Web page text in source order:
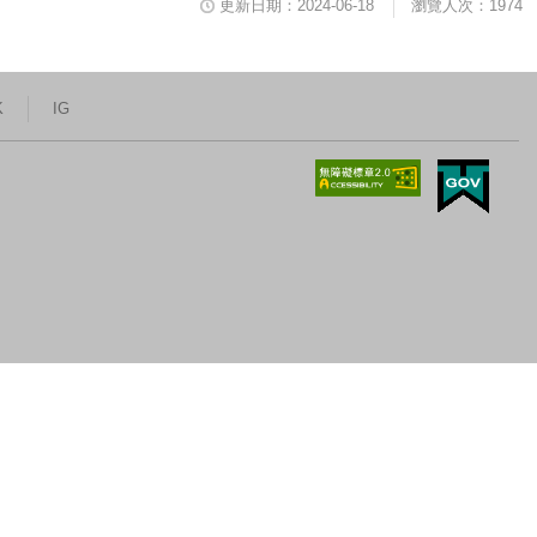
更新日期：2024-06-18 瀏覽人次：1974
IG